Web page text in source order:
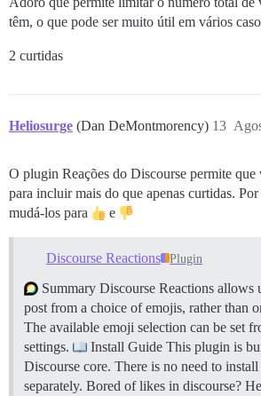
têm, o que pode ser muito útil em vários
2 curtidas
Heliosurge (Dan DeMontmorency) 13
O plugin Reações do Discourse permite que
para incluir mais do que apenas curtidas.
mudá-los para
e
Discourse Reactions Plugin
Summary Discourse Reactions allows
post from a choice of emojis, rather than
The available emoji selection can be set
settings.
Install Guide This plugin is
Discourse core. There is no need to
separately. Bored of likes in discourse?